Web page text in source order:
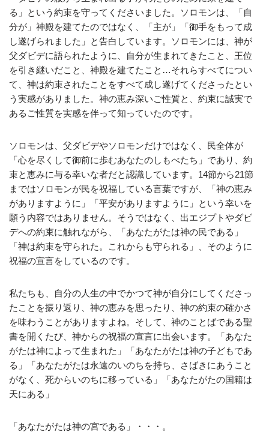
る」という約束を守ってくださいました。ソロモンは、「自
分が」神殿を建てたのではなく、「主が」「御手をもって成
し遂げられました」と告白しています。ソロモンには、神が
父ダビデに語られたように、自分が生まれてきたこと、王位
を引き継いだこと、神殿を建てたこと…それらすべてについ
て、神は約束されたことをすべて成し遂げてくださったとい
う実感がありました。神の恵み深いご性質と、約束に誠実で
あるご性質を実感を伴って知っていたのです。
ソロモンは、父ダビデやソロモンだけではなく、民全体が
「心を尽くして御前に歩むあなたのしもべたち」であり、約
束と恵みに与る幸いな者だと認識しています。14節から21節
まではソロモンが民を祝福している言葉ですが、「神の恵み
がありますように」「平安がありますように」という幸いを
願う内容ではありません。そうではなく、出エジプトやダビ
デへの約束に触れながら、「あなたがたは神の民である」
「神は約束を守られた。これからも守られる」、そのように
祝福の宣言をしているのです。
私たちも、自分の人生の中でかつて神が自分にしてくださっ
たことを振り返り、神の恵みを思ったり、神の約束の確かさ
を味わうことがありますよね。そして、神のことばである聖
書を開くたび、神からの祝福の宣言に出会います。「あなた
がたは神によって生まれた」「あなたがたは神の子どもであ
る」「あなたがたは永遠のいのちを持ち、さばきにあうこと
がなく、死からいのちに移っている」「あなたがたの国籍は
天にある」
「あなたがたは神の宮である」・・・。